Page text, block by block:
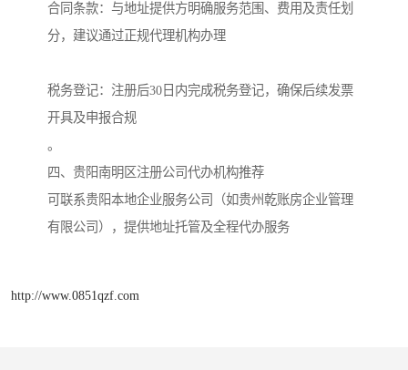
‌合同条款‌：与地址提供方明确服务范围、费用及责任划
分，建议通过正规代理机构办理‌
‌税务登记‌：注册后30日内完成税务登记，确保后续发票
开具及申报合规‌
。
四、贵阳南明区注册公司代办机构推荐
可联系贵阳本地企业服务公司（如贵州乾账房企业管理
有限公司），提供地址托管及全程代办服务‌
http://www.0851qzf.com